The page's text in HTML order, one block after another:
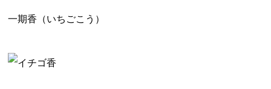
一期香 （いちごこう）